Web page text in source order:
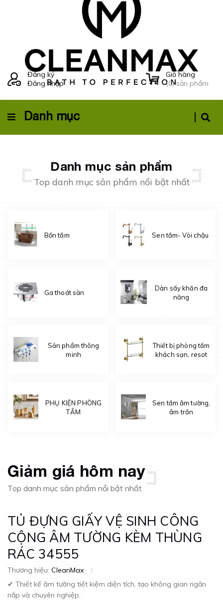
Đăng ký
Đăng nhập
Giỏ hàng
(0) sản phẩm
Danh mục
Danh mục sản phẩm
Top danh mục sản phẩm nổi bật nhất
Bồn tắm Sen tắm- Vòi chậu
Ga thoát sàn
Dàn sấy khăn đa
năng
Sản phẩm thông
minh
Thiết bị phòng tắm
khách sạn, resot
PHỤ KIỆN PHÒNG
TẮM
Sen tắm âm tường,
âm trần
Giảm giá hôm nay
Top danh mục sản phẩm nổi bật nhất
TỦ ĐỰNG GIẤY VỆ SINH CÔNG
CỘNG ÂM TƯỜNG KÈM THÙNG
RÁC 34555
Thương hiệu: CleanMax
|
✔ Thiết kế âm tường tiết kiệm diện tích, tạo không gian ngăn
nắp và chuyên nghiệp.